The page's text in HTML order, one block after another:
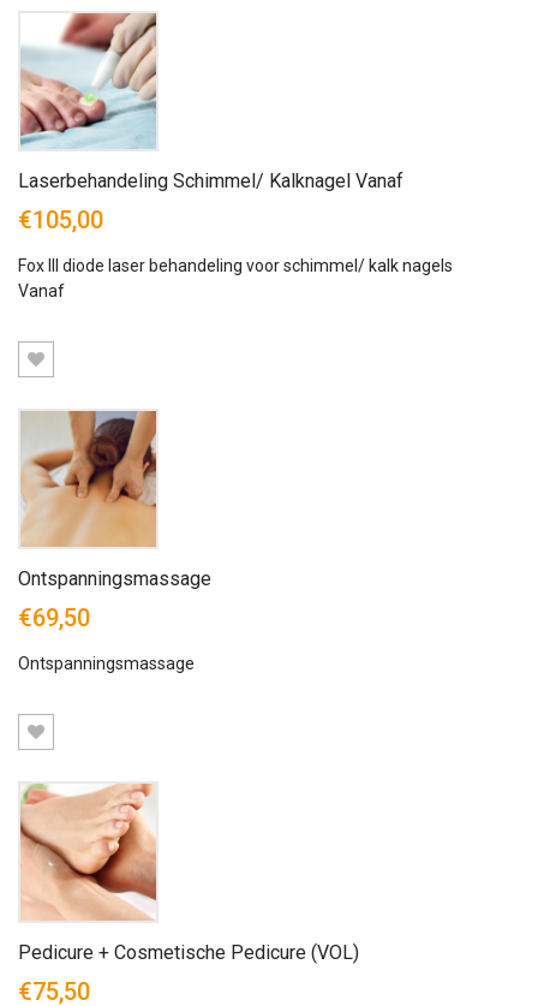
Laserbehandeling Schimmel/ Kalknagel Vanaf
€105,00
Fox III diode laser behandeling voor schimmel/ kalk nagels
Vanaf
Ontspanningsmassage
€69,50
Ontspanningsmassage
Pedicure + Cosmetische Pedicure (VOL)
€75,50